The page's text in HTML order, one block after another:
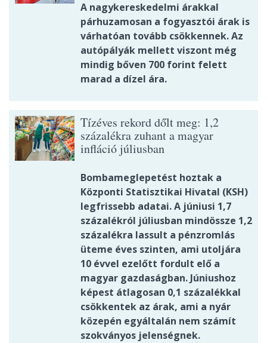
A nagykereskedelmi árakkal
párhuzamosan a fogyasztói árak is
várhatóan tovább csökkennek. Az
autópályák mellett viszont még
mindig bőven 700 forint felett
marad a dízel ára.
Tízéves rekord dőlt meg: 1,2
százalékra zuhant a magyar
infláció júliusban
Bombameglepetést hoztak a
Központi Statisztikai Hivatal (KSH)
legfrissebb adatai. A júniusi 1,7
százalékról júliusban mindössze 1,2
százalékra lassult a pénzromlás
üteme éves szinten, ami utoljára
10 évvel ezelőtt fordult elő a
magyar gazdaságban. Júniushoz
képest átlagosan 0,1 százalékkal
csökkentek az árak, ami a nyár
közepén egyáltalán nem számít
szokványos jelenségnek.